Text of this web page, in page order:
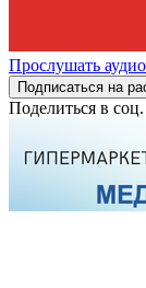
Прослушать
Подписаться на
Поделиться в соц.